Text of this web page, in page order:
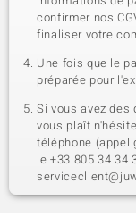
confirmer nos
finaliser votre
Une fois que le
préparée pour
Si vous avez
vous plaît
téléphone (appel
le +33 805 34 34